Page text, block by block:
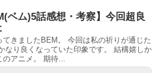
ベム)5話感想・考察】今回超良
てきましたBEM。 今回は私の祈りが通じた
なり良くなっていた印象です。 結構嬉しか
のアニメ。 期待...